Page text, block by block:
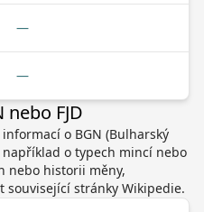
—
—
FJD
o BGN (Bulharský
například o typech mincí nebo
nebo historii měny,
související stránky Wikipedie.